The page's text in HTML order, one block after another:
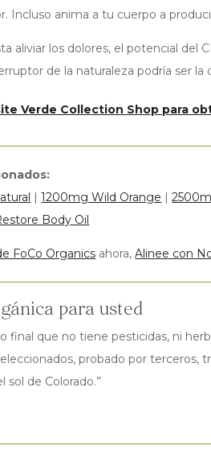
Incluso anima a tu cuerpo a
aliviar los dolores, el potencial
de la naturaleza podría ser la
Verde Collection Shop para
|1200mg Wild Orange |
Body Oil
FoCo Organics ahora,Alinee con
para usted
que no tiene pesticidas, ni
probado por terceros,
de Colorado.”